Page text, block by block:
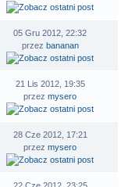
05 Gru 2012, 22:32
przez bananan
21 Lis 2012, 19:35
przez mysero
28 Cze 2012, 17:21
przez mysero